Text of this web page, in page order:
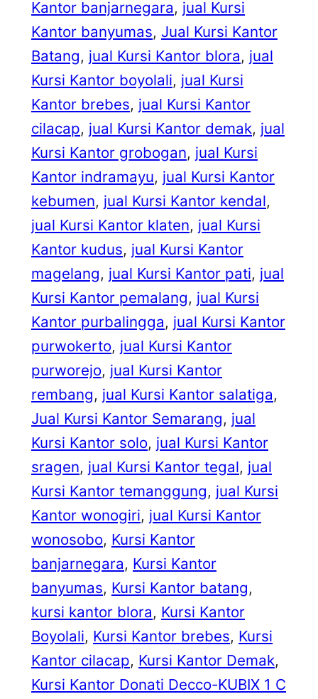
Kantor banjarnegara, jual Kursi
Kantor banyumas, Jual Kursi Kantor
Batang, jual Kursi Kantor blora, jual
Kursi Kantor boyolali, jual Kursi
Kantor brebes, jual Kursi Kantor
cilacap, jual Kursi Kantor demak, jual
Kursi Kantor grobogan, jual Kursi
Kantor indramayu, jual Kursi Kantor
kebumen, jual Kursi Kantor kendal
jual Kursi Kantor klaten, jual Kursi
Kantor kudus, jual Kursi Kantor
magelang, jual Kursi Kantor pati, jual
Kursi Kantor pemalang, jual Kursi
Kantor purbalingga, jual Kursi Kantor
purwokerto, jual Kursi Kantor
purworejo, jual Kursi Kantor
rembang, jual Kursi Kantor salatiga
Jual Kursi Kantor Semarang, jual
Kursi Kantor solo, jual Kursi Kantor
sragen, jual Kursi Kantor tegal, jual
Kursi Kantor temanggung, jual Kursi
Kantor wonogiri, jual Kursi Kantor
wonosobo, Kursi Kantor
banjarnegara, Kursi Kantor
banyumas, Kursi Kantor batang
kursi kantor blora, Kursi Kantor
Boyolali, Kursi Kantor brebes, Kursi
Kantor cilacap, Kursi Kantor Demak
Kursi Kantor Donati Decco-KUBIX 1 C